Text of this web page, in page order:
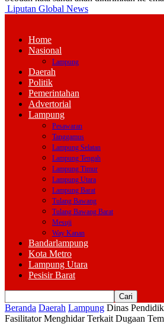
Liputan Global News
Home
Nasional
Lampung
Daerah
Politik
Pemerintahan
Advertorial
Lampung
Pesawaran
Tanggamus
Lampung Selatan
Lampung Tengah
Lampung Timur
Lampung Utara
Lampung Barat
Tulang Bawang
Tulang Bawang Barat
Mesuji
Way Kanan
Bandarlampung
Kota Metro
Lampung Utara
Pesisir Barat
Beranda Daerah Lampung Dinas
Fasilitator Menghidar Terkait Dugaan